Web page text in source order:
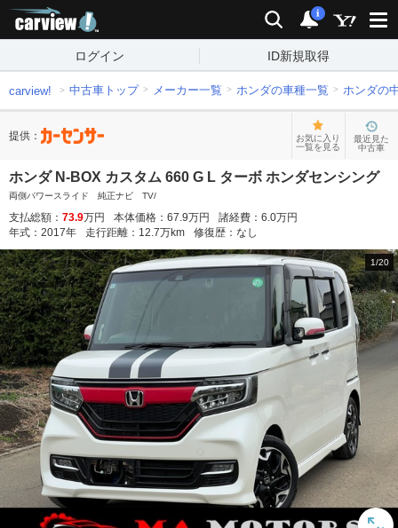
検索 通知
i
ログイン ID新規取得
carview! 中古車トップ メーカー一覧 ホンダの車種一覧 ホンダの
提供：
お気に入り
一覧を見る
最近見た
中古車
ホンダ N-BOX カスタム 660 G L ターボ ホンダセンシング
両側パワースライド 純正ナビ TV/
支払総額： 73.9万円 本体価格： 67.9万円 諸経費： 6.0万円
年式： 2017年 走行距離： 12.7万km 修復歴： なし
1/20